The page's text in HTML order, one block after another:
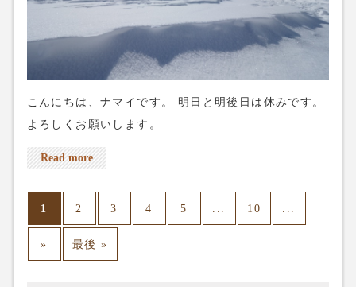
こんにちは、ナマイです。 明日と明後日は休みです。
よろしくお願いします。
Read more
1 2 3 4 5 10
» 最後 »